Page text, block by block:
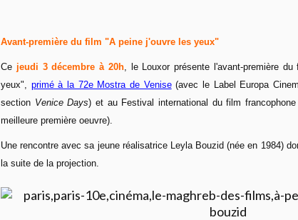
Avant-première du film "A peine j'ouvre les yeux"
Ce jeudi 3 décembre à 20h, le Louxor présente l'avant-première
yeux", primé à la 72e Mostra de Venise(avec le Label Europa
section Venice Days) et au Festival international du film
meilleure première oeuvre).
Une rencontre avec sa jeune réalisatrice Leyla Bouzid (née en 1984)
la suite de la projection.